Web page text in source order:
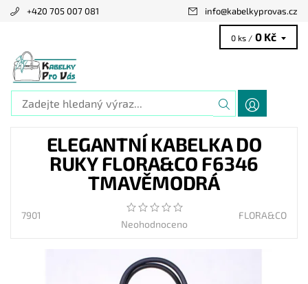
+420 705 007 081 info@kabelkyprovas.cz
0 ks / 0 Kč
ELEGANTNÍ KABELKA DO
RUKY FLORA&CO F6346
TMAVĚMODRÁ
7901
Neohodnoceno
FLORA&CO